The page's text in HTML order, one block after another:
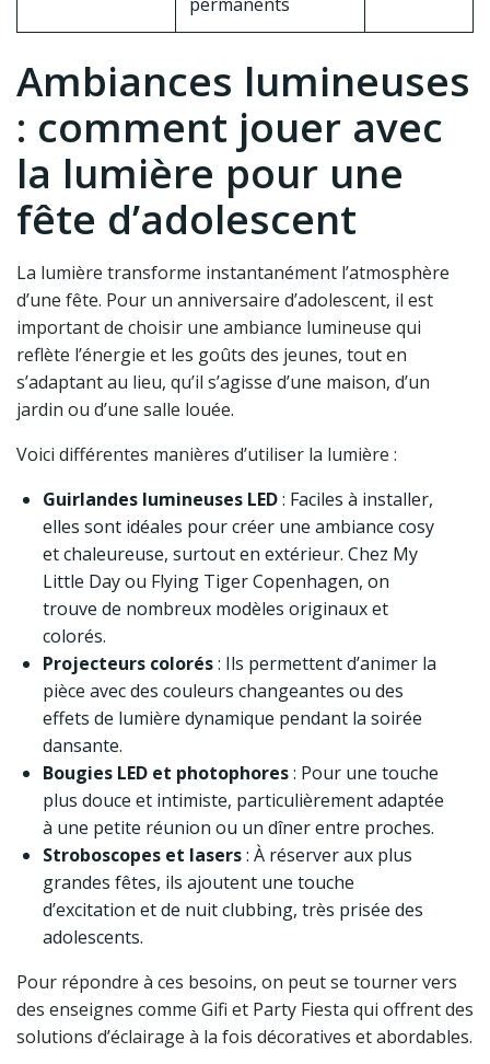
Ambiances lumineuses
: comment jouer avec
la lumière pour une
fête d’adolescent
La lumière transforme instantanément l’atmosphère
d’une fête. Pour un anniversaire d’adolescent, il est
important de choisir une ambiance lumineuse qui
reflète l’énergie et les goûts des jeunes, tout en
s’adaptant au lieu, qu’il s’agisse d’une maison, d’un
jardin ou d’une salle louée.
Voici différentes manières d’utiliser la lumière :
Guirlandes lumineuses LED: Faciles à installer,
elles sont idéales pour créer une ambiance cosy
et chaleureuse, surtout en extérieur. Chez My
Little Day ou Flying Tiger Copenhagen, on
trouve de nombreux modèles originaux et
colorés.
Projecteurs colorés: Ils permettent d’animer la
pièce avec des couleurs changeantes ou des
effets de lumière dynamique pendant la soirée
dansante.
Bougies LED et photophores: Pour une touche
plus douce et intimiste, particulièrement adaptée
à une petite réunion ou un dîner entre proches.
Stroboscopes et lasers: À réserver aux plus
grandes fêtes, ils ajoutent une touche
d’excitation et de nuit clubbing, très prisée des
adolescents.
Pour répondre à ces besoins, on peut se tourner vers
des enseignes comme Gifi et Party Fiesta qui offrent des
solutions d’éclairage à la fois décoratives et abordables.